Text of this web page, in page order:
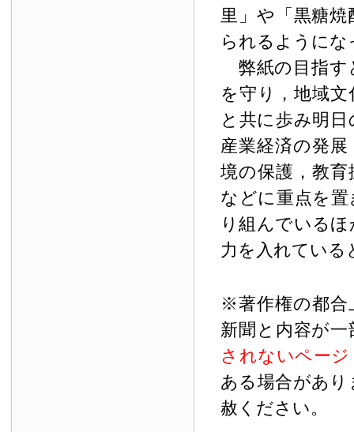
里」や「黒糖
られるように
弊紙の目指す
を守り，地域
と共に歩み明
産業経済の発
境の保護，教
などに重点を
り組んでいる
力を入れている
※著作権の都合
新聞と内容が
されないペー
ある場合があ
赦ください。